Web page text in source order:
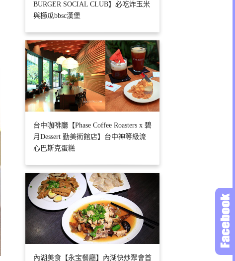
BURGER SOCIAL CLUB】必吃炸玉米
與櫛瓜bbsc漢堡
台中咖啡廳【Phase Coffee Roasters x 碧
月Dessert 勤美術館店】台中神等級流
心巴斯克蛋糕
內湖美食【永宝餐廳】內湖快炒聚會首